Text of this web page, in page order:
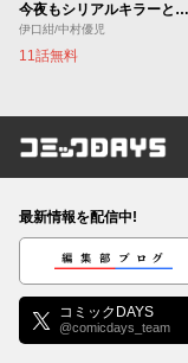
今夜もシリアルキラーと待ち合わせ
伊口紺/中村優児
11話無料
コミック
最新情報を配信中!
編集部ブログ
コミックDAYS
@comicdays_team